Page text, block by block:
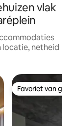
vlak
locatie, netheid
Favoriet van
Favoriet van